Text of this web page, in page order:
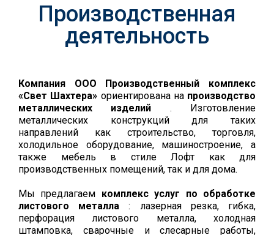
Производственная
деятельность
Компания ООО Производственный комплекс
«Свет Шахтера» ориентирована на производство
металлических изделий . Изготовление
металлических конструкций для таких
направлений как строительство, торговля,
холодильное оборудование, машиностроение, а
также мебель в стиле Лофт как для
производственных помещений, так и для дома.
Мы предлагаем комплекс услуг по обработке
листового металла: лазерная резка, гибка,
перфорация листового металла, холодная
штамповка, сварочные и слесарные работы,